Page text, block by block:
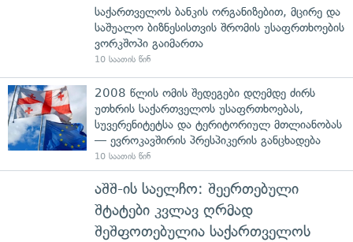
საქართველოს ბანკის ორგანიზებით, მცირე და
საშუალო ბიზნესისთვის შრომის უსაფრთხოების
ვორკშოპი გაიმართა
10 საათის წინ
2008 წლის ომის შედეგები დღემდე ძირს
უთხრის საქართველოს უსაფრთხოებას,
სუვერენიტეტსა და ტერიტორიულ მთლიანობას
— ევროკავშირის პრესპიკერის განცხადება
10 საათის წინ
აშშ-ის საელჩო: შეერთებული
შტატები კვლავ ღრმად
შეშფოთებულია საქართველოს